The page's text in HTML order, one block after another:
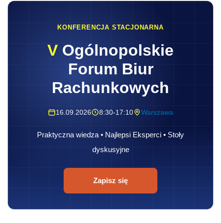
KONFERENCJA STACJONARNA
V Ogólnopolskie
Forum Biur
Rachunkowych
16.09.2026 8:30-17:10 Warszawa
Praktyczna wiedza • Najlepsi Eksperci • Stoły
dyskusyjne
Zapisz się